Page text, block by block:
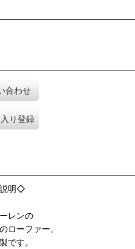
合わせ
り登録
明◇
レンの
ローファー。
です。